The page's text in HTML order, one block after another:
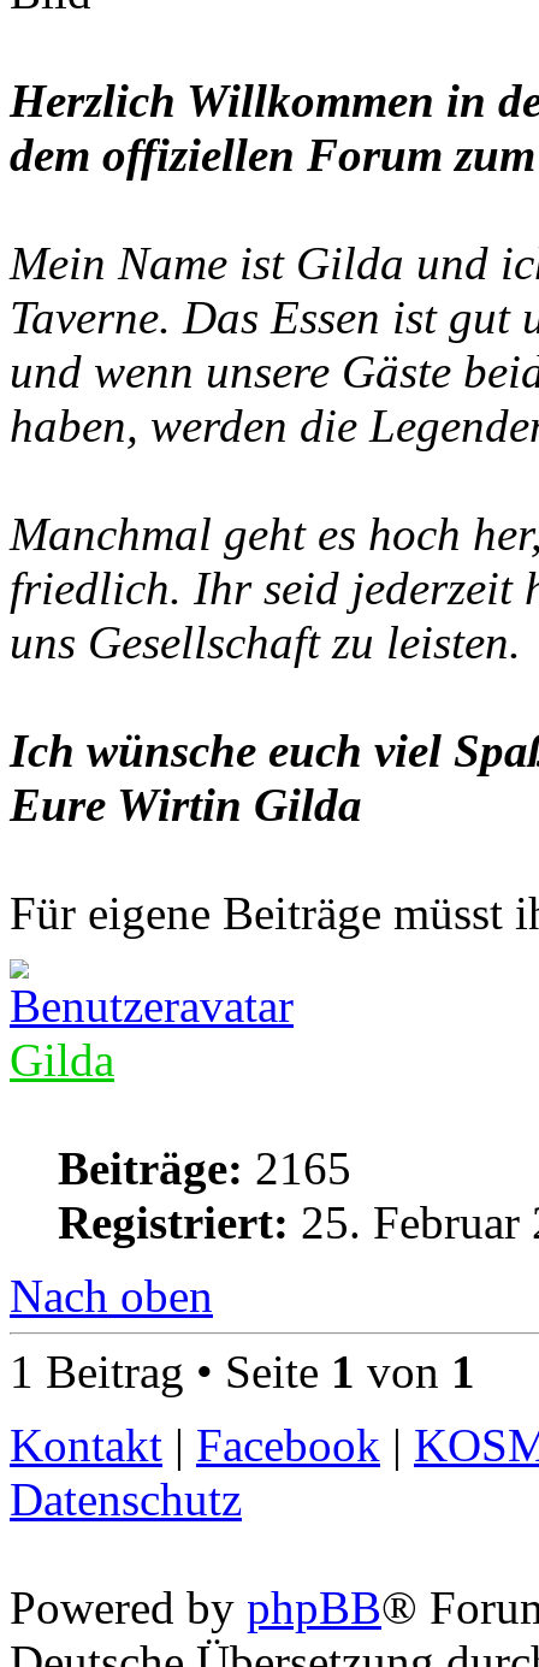
Herzlich Willkommen in
dem offiziellen Forum
Mein Name ist Gilda und
Taverne. Das Essen ist
und wenn unsere Gäste
haben, werden die
Manchmal geht es hoch
friedlich. Ihr seid jederzeit
uns Gesellschaft zu leisten.
Ich wünsche euch viel
Eure Wirtin Gilda
Für eigene Beiträge müsst
Gilda
Beiträge: 2165
Registriert: 25. Februar
Nach oben
1 Beitrag • Seite 1 von 1
Kontakt | Facebook |
Datenschutz
Powered by phpBB®